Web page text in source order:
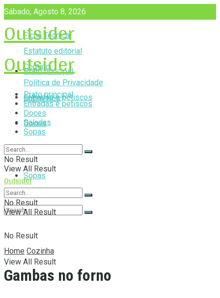
Sábado, Agosto 8, 2026
Ficha Técnica
Estatuto editorial
Contato
Política de Privacidade
Sobre Nós
Outsider
Prato principal
Entradas e petiscos
Doces
Saladas
Sopas
No Result
View All Result
Outsider
Prato principal
Entradas e petiscos
Doces
Saladas
Sopas
No Result
View All Result
Outsider
No Result
View All Result
Home Cozinha
Gambas no forno